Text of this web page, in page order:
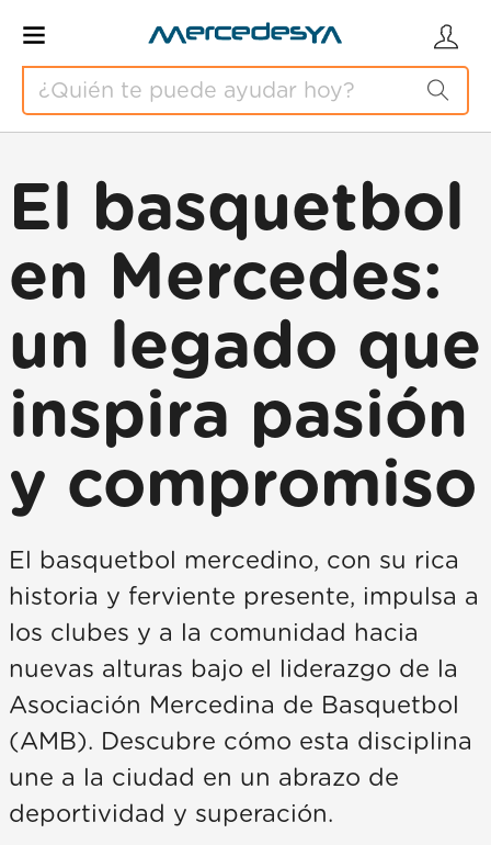
El basquetbol
en Mercedes:
un legado que
inspira pasión
y compromiso
El basquetbol mercedino, con su rica
historia y ferviente presente, impulsa a
los clubes y a la comunidad hacia
nuevas alturas bajo el liderazgo de la
Asociación Mercedina de Basquetbol
(AMB). Descubre cómo esta disciplina
une a la ciudad en un abrazo de
deportividad y superación.